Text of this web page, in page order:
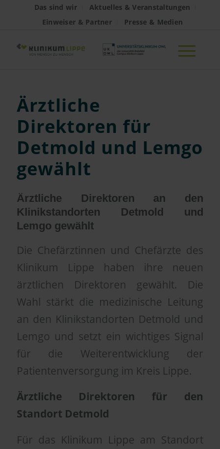
Das sind wir
Aktuelles & Veranstaltungen
Einweiser & Partner
Presse & Medien
Ärztliche
Direktoren für
Detmold und Lemgo
gewählt
Ärztliche Direktoren an den
Klinikstandorten Detmold und
Lemgo gewählt
Die Chefärztinnen und Chefärzte des
Klinikum Lippe haben ihre neuen
ärztlichen Direktoren gewählt. Die
Wahl stärkt die medizinische Leitung
an den Klinikstandorten Detmold und
Lemgo und setzt ein wichtiges Signal
für die Weiterentwicklung der
Patientenversorgung im Kreis Lippe.
Ärztliche Direktoren für den
Standort Detmold
Für das Klinikum Lippe am Standort